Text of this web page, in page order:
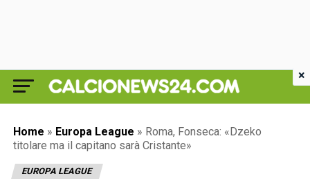
Home » Europa League » Roma, Fonseca: «Dzeko
titolare ma il capitano sarà Cristante»
EUROPA LEAGUE
×